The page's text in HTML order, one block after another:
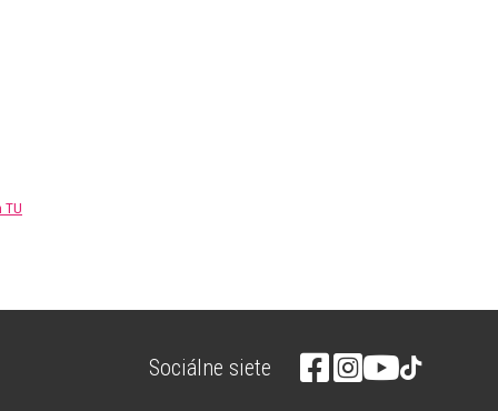
TU
Sociálne siete